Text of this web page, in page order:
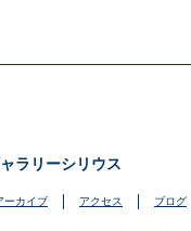
ラリーシリウス
ーカイブ アクセス ブログ